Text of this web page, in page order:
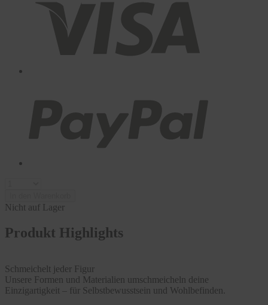
Nicht auf Lager
Produkt Highlights
Schmeichelt jeder Figur
Unsere Formen und Materialien umschmeicheln deine
Einzigartigkeit – für Selbstbewusstsein und Wohlbefinden.